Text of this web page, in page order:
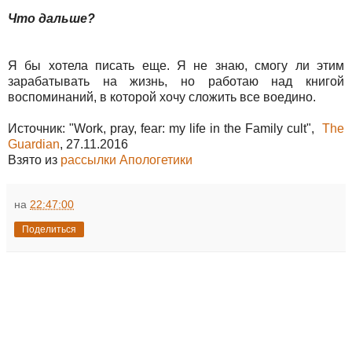
Что дальше?
Я бы хотела писать еще. Я не знаю, смогу ли этим
зарабатывать на жизнь, но работаю над книгой
воспоминаний, в которой хочу сложить все воедино.
Источник: "Work, pray, fear: my life in the Family cult", The
Guardian, 27.11.2016
Взято из рассылки Апологетики
на 22:47:00
Поделиться